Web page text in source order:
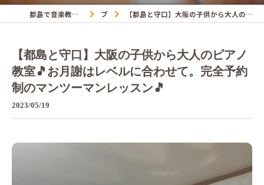
都島で音楽教室ならNAOMIミュージックスクール ブログ 【都島と守口】大阪の子供から大人のピアノ教室🎵お月謝はレベルに合わせて。完全予約制のマンツーマンレッスン🎵
【都島と守口】大阪の子供から大人のピアノ
教室🎵お月謝はレベルに合わせて。完全予約
制のマンツーマンレッスン🎵
2023/05/19